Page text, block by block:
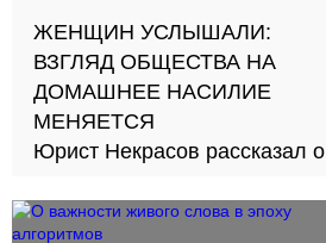
ЖЕНЩИН УСЛЫШАЛИ:
ВЗГЛЯД ОБЩЕСТВА НА
ДОМАШНЕЕ НАСИЛИЕ
МЕНЯЕТСЯ
Юрист Некрасов рассказал о